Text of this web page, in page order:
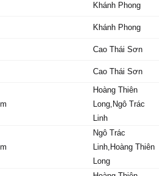
Khánh Phong
Khánh Phong
Cao Thái Sơn
Cao Thái Sơn
Hoàng Thiên
Long,Ngô Trác
Linh
Ngô Trác
Linh,Hoàng Thiên
Long